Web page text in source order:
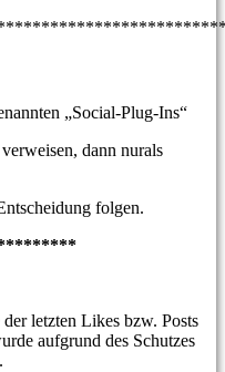
„Social-Plug-Ins“
dann nurals
folgen.
letzten Likes bzw. Posts
aufgrund des Schutzes